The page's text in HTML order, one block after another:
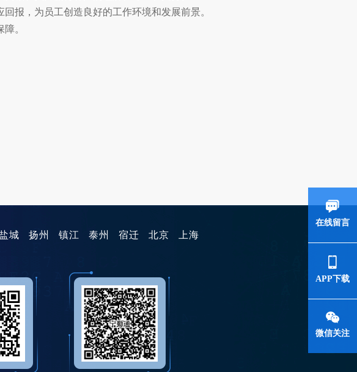
报，为员工创造良好的工作环境和发展前景。
障。
城 扬州 镇江 泰州 宿迁 北京 上海
在线留言
APP下载
微信关注